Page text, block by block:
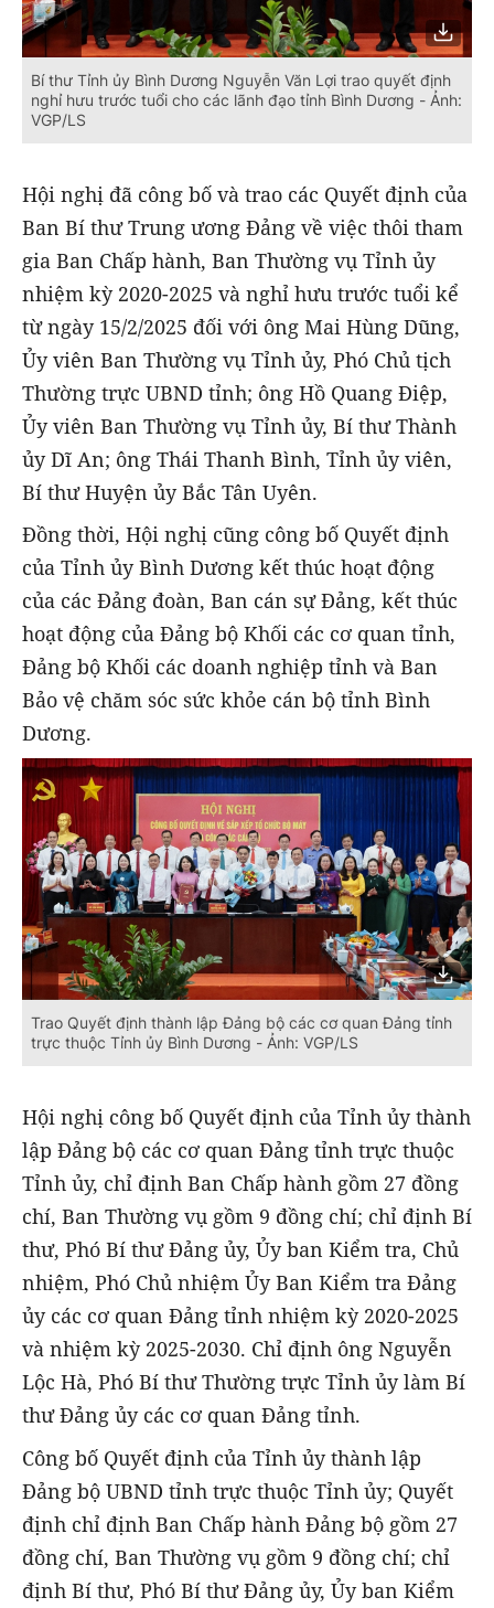
Bí thư Tỉnh ủy Bình Dương Nguyễn Văn Lợi trao quyết định
nghỉ hưu trước tuổi cho các lãnh đạo tỉnh Bình Dương - Ảnh:
VGP/LS
Hội nghị đã công bố và trao các Quyết định của
Ban Bí thư Trung ương Đảng về việc thôi tham
gia Ban Chấp hành, Ban Thường vụ Tỉnh ủy
nhiệm kỳ 2020-2025 và nghỉ hưu trước tuổi kể
từ ngày 15/2/2025 đối với ông Mai Hùng Dũng,
Ủy viên Ban Thường vụ Tỉnh ủy, Phó Chủ tịch
Thường trực UBND tỉnh; ông Hồ Quang Điệp,
Ủy viên Ban Thường vụ Tỉnh ủy, Bí thư Thành
ủy Dĩ An; ông Thái Thanh Bình, Tỉnh ủy viên,
Bí thư Huyện ủy Bắc Tân Uyên.
Đồng thời, Hội nghị cũng công bố Quyết định
của Tỉnh ủy Bình Dương kết thúc hoạt động
của các Đảng đoàn, Ban cán sự Đảng, kết thúc
hoạt động của Đảng bộ Khối các cơ quan tỉnh,
Đảng bộ Khối các doanh nghiệp tỉnh và Ban
Bảo vệ chăm sóc sức khỏe cán bộ tỉnh Bình
Dương.
Trao Quyết định thành lập Đảng bộ các cơ quan Đảng tỉnh
trực thuộc Tỉnh ủy Bình Dương - Ảnh: VGP/LS
Hội nghị công bố Quyết định của Tỉnh ủy thành
lập Đảng bộ các cơ quan Đảng tỉnh trực thuộc
Tỉnh ủy, chỉ định Ban Chấp hành gồm 27 đồng
chí, Ban Thường vụ gồm 9 đồng chí; chỉ định Bí
thư, Phó Bí thư Đảng ủy, Ủy ban Kiểm tra, Chủ
nhiệm, Phó Chủ nhiệm Ủy Ban Kiểm tra Đảng
ủy các cơ quan Đảng tỉnh nhiệm kỳ 2020-2025
và nhiệm kỳ 2025-2030. Chỉ định ông Nguyễn
Lộc Hà, Phó Bí thư Thường trực Tỉnh ủy làm Bí
thư Đảng ủy các cơ quan Đảng tỉnh.
Công bố Quyết định của Tỉnh ủy thành lập
Đảng bộ UBND tỉnh trực thuộc Tỉnh ủy; Quyết
định chỉ định Ban Chấp hành Đảng bộ gồm 27
đồng chí, Ban Thường vụ gồm 9 đồng chí; chỉ
định Bí thư, Phó Bí thư Đảng ủy, Ủy ban Kiểm